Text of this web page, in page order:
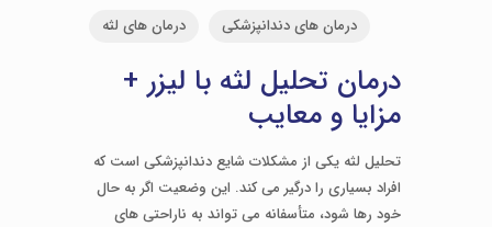
درمان های دندانپزشکی درمان های لثه
درمان تحلیل لثه با لیزر +
مزایا و معایب
تحلیل لثه یکی از مشکلات شایع دندانپزشکی است که
افراد بسیاری را درگیر می کند. این وضعیت اگر به حال
خود رها شود، متأسفانه می تواند به ناراحتی های